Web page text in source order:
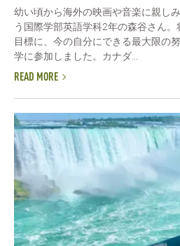
幼い頃から海外の映画や音楽に親し
う国際学部英語学科2年の森谷さん
目標に、今の自分にできる最大限の
学に参加しました。カナダ...
READ MORE